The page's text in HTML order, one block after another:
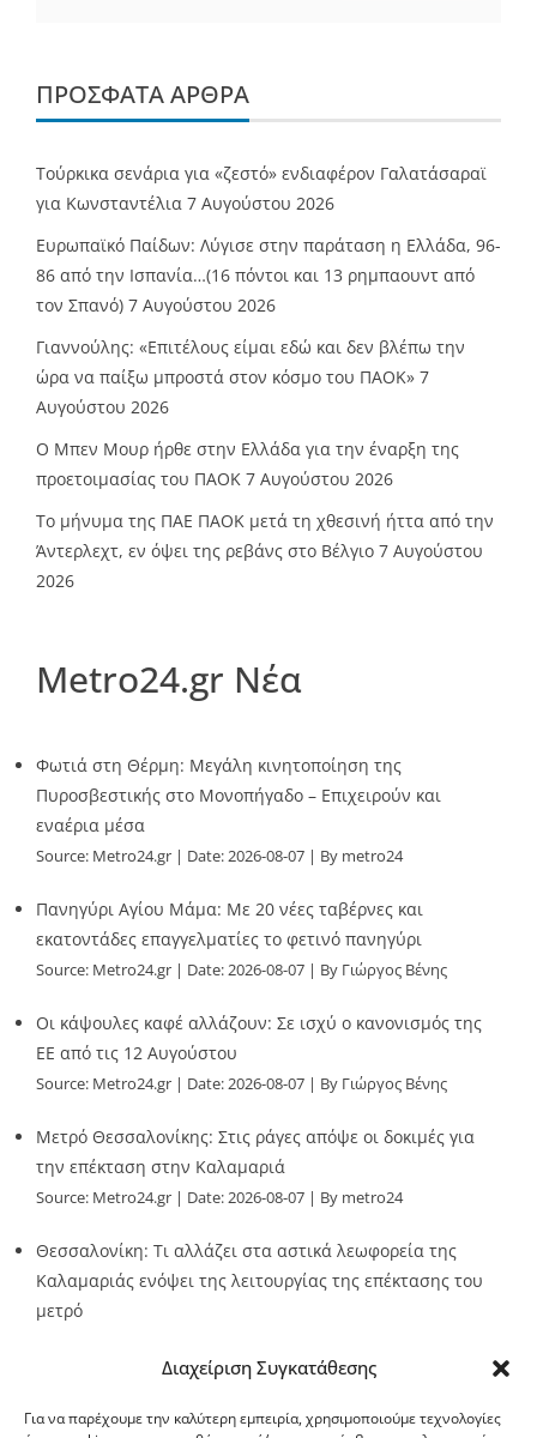
Διαχείριση Συγκατάθεσης
Για να παρέχουμε την καλύτερη εμπειρία, χρησιμοποιούμε τεχνολογίες
ΠΡΌΣΦΑΤΑ ΆΡΘΡΑ
Τούρκικα σενάρια για «ζεστό» ενδιαφέρον Γαλατάσαραϊ
για Κωνσταντέλια 7 Αυγούστου 2026
Ευρωπαϊκό Παίδων: Λύγισε στην παράταση η Ελλάδα, 96-
86 από την Ισπανία…(16 πόντοι και 13 ρημπαουντ από
τον Σπανό) 7 Αυγούστου 2026
Γιαννούλης: «Επιτέλους είμαι εδώ και δεν βλέπω την
ώρα να παίξω μπροστά στον κόσμο του ΠΑΟΚ» 7
Αυγούστου 2026
O Mπεν Μουρ ήρθε στην Ελλάδα για την έναρξη της
προετοιμασίας του ΠΑΟΚ 7 Αυγούστου 2026
Το μήνυμα της ΠΑΕ ΠΑΟΚ μετά τη χθεσινή ήττα από την
Άντερλεχτ, εν όψει της ρεβάνς στο Βέλγιο 7 Αυγούστου
2026
Metro24.gr Νέα
Φωτιά στη Θέρμη: Μεγάλη κινητοποίηση της
Πυροσβεστικής στο Μονοπήγαδο – Επιχειρούν και
εναέρια μέσα
Source: Metro24.gr Date: 2026-08-07 By metro24
Πανηγύρι Αγίου Μάμα: Με 20 νέες ταβέρνες και
εκατοντάδες επαγγελματίες το φετινό πανηγύρι
Source: Metro24.gr Date: 2026-08-07 By Γιώργος Βένης
Οι κάψουλες καφέ αλλάζουν: Σε ισχύ ο κανονισμός της
ΕΕ από τις 12 Αυγούστου
Source: Metro24.gr Date: 2026-08-07 By Γιώργος Βένης
Μετρό Θεσσαλονίκης: Στις ράγες απόψε οι δοκιμές για
την επέκταση στην Καλαμαριά
Source: Metro24.gr Date: 2026-08-07 By metro24
Θεσσαλονίκη: Τι αλλάζει στα αστικά λεωφορεία της
Καλαμαριάς ενόψει της λειτουργίας της επέκτασης του
μετρό